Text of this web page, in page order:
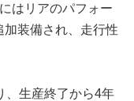
はリアのパフォー
装備され、走行性
、生産終了から4年